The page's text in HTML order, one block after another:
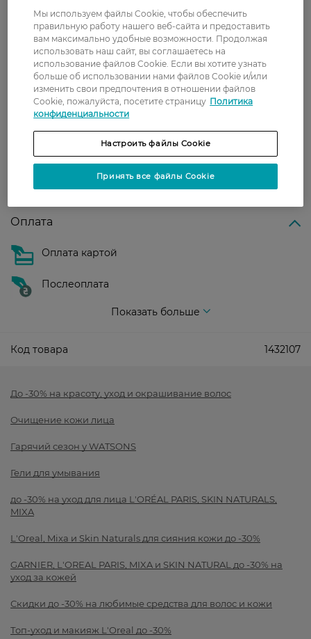
Новая почта
В отделение Новой почты - 99 грн, бесплатно
от 699 грн
Укрпочта
Стоимость доставки – 79 грн, бесплатная
доставка от – 599 грн
Забрать сегодня в магазине Watsons
Стоимость доставки – 0 грн
Оплата
Оплата картой
Послеоплата
Показать больше
Код товара 1432107
До -30% на красоту, уход и окрашивание волос
Очищение кожи лица
Гарячий сезон у WATSONS
Гели для умывания
до -30% на уход для лица L'ORÉAL PARIS, SKIN NATURALS,
MIXA
L'Oreal, Mixa и Skin Naturals для сияния кожи до -30%
GARNIER, L'OREAL PARIS, MIXA и SKIN NATURAL до -30% на
уход за кожей
Скидки до -30% на любимые средства для волос и кожи
Топ-уход и макияж L'Oreal до -30%
Мы используем файлы Cookie, чтобы обеспечить
правильную работу нашего веб-сайта и предоставить
вам максимально удобные возможности. Продолжая
использовать наш сайт, вы соглашаетесь на
использование файлов Cookie. Если вы хотите узнать
больше об использовании нами файлов Cookie и/или
изменить свои предпочтения в отношении файлов
Cookie, пожалуйста, посетите страницу Политика
конфиденциальности
Настроить файлы Cookie
Принять все файлы Cookie